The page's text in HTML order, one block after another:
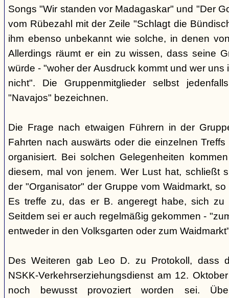
Songs "Wir standen vor Madagaskar" und "Der
vom Rübezahl mit der Zeile "Schlagt die
ihm ebenso unbekannt wie solche, in denen
Allerdings räumt er ein zu wissen, dass seine
würde - "woher der Ausdruck kommt und wer
nicht". Die Gruppenmitglieder selbst
"Navajos" bezeichnen.
Die Frage nach etwaigen Führern in der
Fahrten nach auswärts oder die einzelnen
organisiert. Bei solchen Gelegenheiten
diesem, mal von jenem. Wer Lust hat, schließt
der "Organisator" der Gruppe vom Waidmarkt,
Es treffe zu, das er B. angeregt habe, sich zu
Seitdem sei er auch regelmäßig gekommen -
entweder in den Volksgarten oder zum
Des Weiteren gab Leo D. zu Protokoll, dass
NSKK-Verkehrserziehungsdienst am 12.
noch bewusst provoziert worden sei.